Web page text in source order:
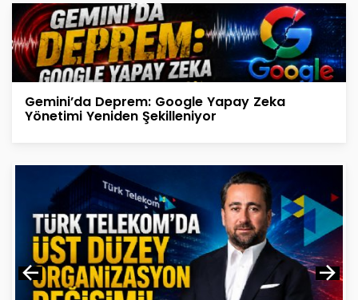
Gemini’da Deprem: Google Yapay Zeka
Yönetimi Yeniden Şekilleniyor